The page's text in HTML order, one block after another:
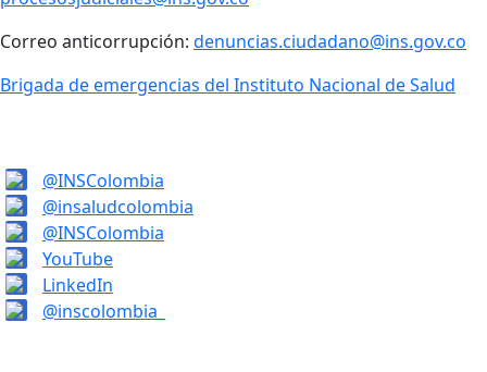
Correo anticorrupción: denuncias.ciudadano@ins.gov.co
Brigada de emergencias del Instituto Nacional de Salud
@INSColombia
@insaludcolombia
@INSColombia
YouTube
LinkedIn
@inscolombia_